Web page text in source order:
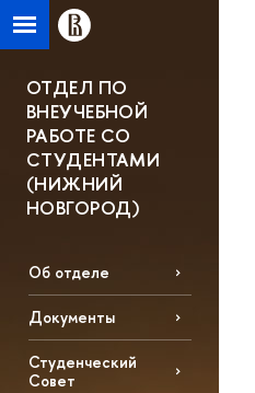
ОТДЕЛ ПО
ВНЕУЧЕБНОЙ
РАБОТЕ СО
СТУДЕНТАМИ
(НИЖНИЙ
НОВГОРОД)
Об отделе
Документы
Студенческий
Совет